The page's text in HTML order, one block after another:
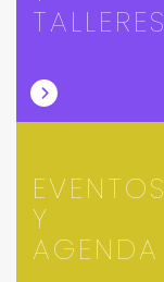
TALLERES
EVENTOS
Y
AGENDA